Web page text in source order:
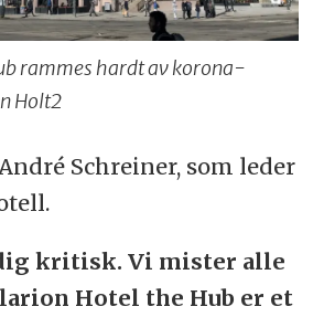
rammes hardt av korona-
Holt2
Schreiner, som leder
kritisk. Vi mister alle
Hotel the Hub er et